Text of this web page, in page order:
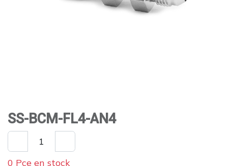
SS-BCM-FL4-AN4
0 Pce en stock